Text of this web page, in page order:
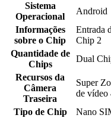
Sistema
Operacional
Android
Informações
sobre o Chip
Entrada
Chip 2
Quantidade de
Chips
Dual
Recursos da
Câmera
Traseira
Super
de
Tipo de Chip
Nano